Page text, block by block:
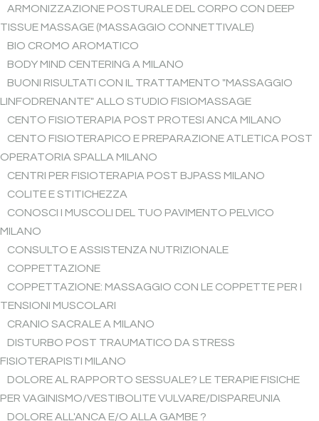
ARMONIZZAZIONE POSTURALE DEL CORPO CON DEEP
TISSUE MASSAGE (MASSAGGIO CONNETTIVALE)
BIO CROMO AROMATICO
BODY MIND CENTERING A MILANO
BUONI RISULTATI CON IL TRATTAMENTO "MASSAGGIO
LINFODRENANTE" ALLO STUDIO FISIOMASSAGE
CENTO FISIOTERAPIA POST PROTESI ANCA MILANO
CENTO FISIOTERAPICO E PREPARAZIONE ATLETICA POST
OPERATORIA SPALLA MILANO
CENTRI PER FISIOTERAPIA POST BJPASS MILANO
COLITE E STITICHEZZA
CONOSCI I MUSCOLI DEL TUO PAVIMENTO PELVICO
MILANO
CONSULTO E ASSISTENZA NUTRIZIONALE
COPPETTAZIONE
COPPETTAZIONE: MASSAGGIO CON LE COPPETTE PER I
TENSIONI MUSCOLARI
CRANIO SACRALE A MILANO
DISTURBO POST TRAUMATICO DA STRESS
FISIOTERAPISTI MILANO
DOLORE AL RAPPORTO SESSUALE? LE TERAPIE FISICHE
PER VAGINISMO/VESTIBOLITE VULVARE/DISPAREUNIA
DOLORE ALL'ANCA E/O ALLA GAMBE ?